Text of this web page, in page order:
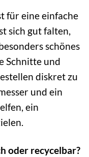
für eine einfache
sich gut falten,
schönes
Schnitte und
diskret zu
und ein
ein
oder recycelbar?